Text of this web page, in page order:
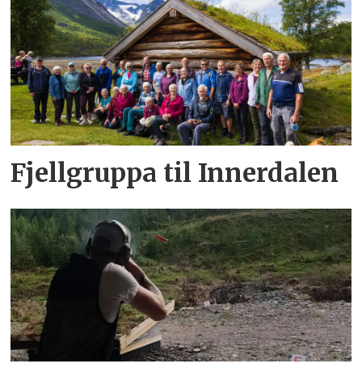
Fjellgruppa til Innerdalen